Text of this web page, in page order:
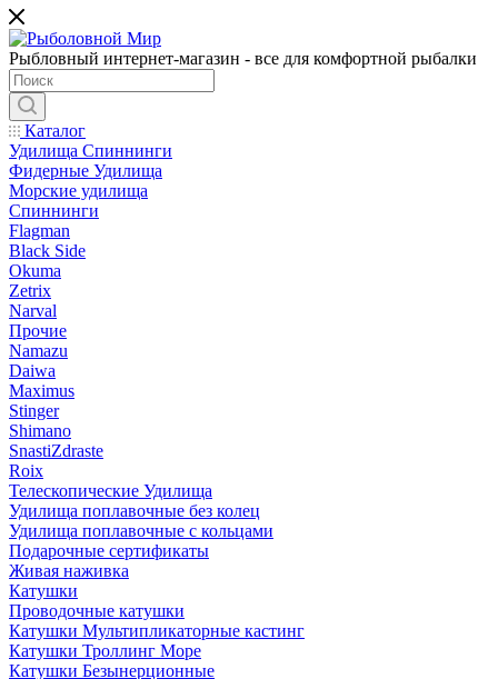
Рыбловный интернет-магазин - все для комфортной рыбалки
Каталог
Удилища Спиннинги
Фидерные Удилища
Морские удилища
Спиннинги
Flagman
Black Side
Okuma
Zetrix
Narval
Прочие
Namazu
Daiwa
Maximus
Stinger
Shimano
SnastiZdraste
Roix
Телескопические Удилища
Удилища поплавочные без колец
Удилища поплавочные с кольцами
Подарочные сертификаты
Живая наживка
Катушки
Проводочные катушки
Катушки Мультипликаторные кастинг
Катушки Троллинг Море
Катушки Безынерционные